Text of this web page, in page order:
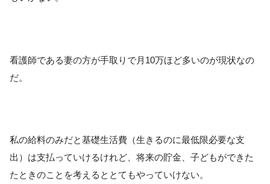
看護師である妻の方が手取りで月10万ほど多いのが現状なの
だ。
私の給料のみだと基礎生活費（生きるのに最低限必要な支
出）は支払っていけるけれど、将来の貯金、子どもができた
たときのことを考えるととてもやっていけない。